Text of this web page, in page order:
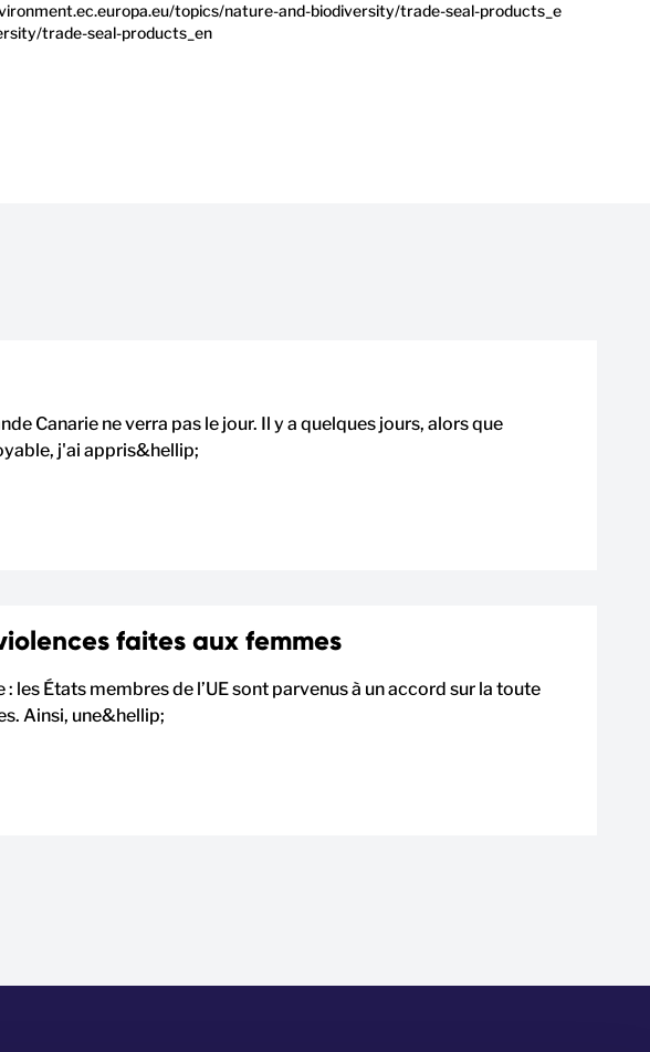
topics/nature-and-biodiversity/trade-seal-products_e
trade-seal-products_en
Canarie ne verra pas le jour. Il y a quelques jours, alors que
j'ai appris&hellip;
faites aux femmes
États membres de l’UE sont parvenus à un accord sur la toute
Ainsi, une&hellip;